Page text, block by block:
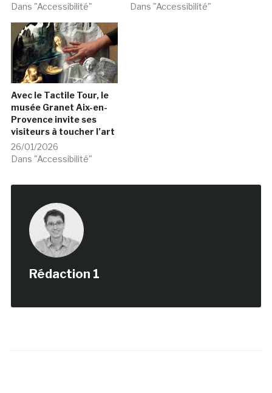
Dans "Accessibilité"
Dans "Accessibilité"
Avec le Tactile Tour, le
musée Granet Aix-en-
Provence invite ses
visiteurs à toucher l’art
26/01/2026
Dans "Accessibilité"
Rédaction 1